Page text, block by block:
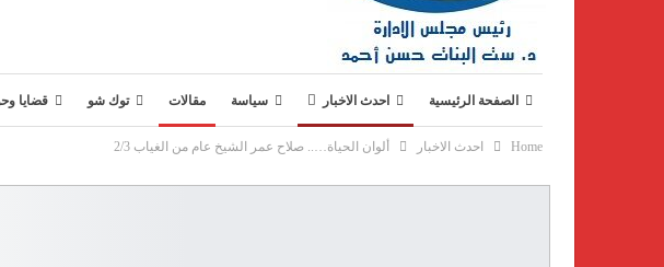
الصفحة الرئيسية احدث الاخبار سياسة مقالات توك شو قضايا
Home احدث الاخبار ألوان الحياة….. صلاح عمر الشيخ عام من الغياب 2/3